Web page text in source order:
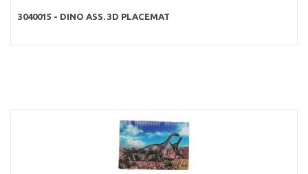
3040015 - DINO ASS. 3D PLACEMAT